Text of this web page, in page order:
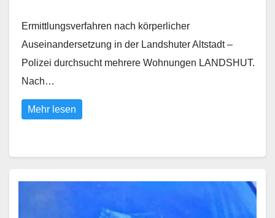
Ermittlungsverfahren nach körperlicher
Auseinandersetzung in der Landshuter Altstadt –
Polizei durchsucht mehrere Wohnungen LANDSHUT.
Nach…
Mehr lesen